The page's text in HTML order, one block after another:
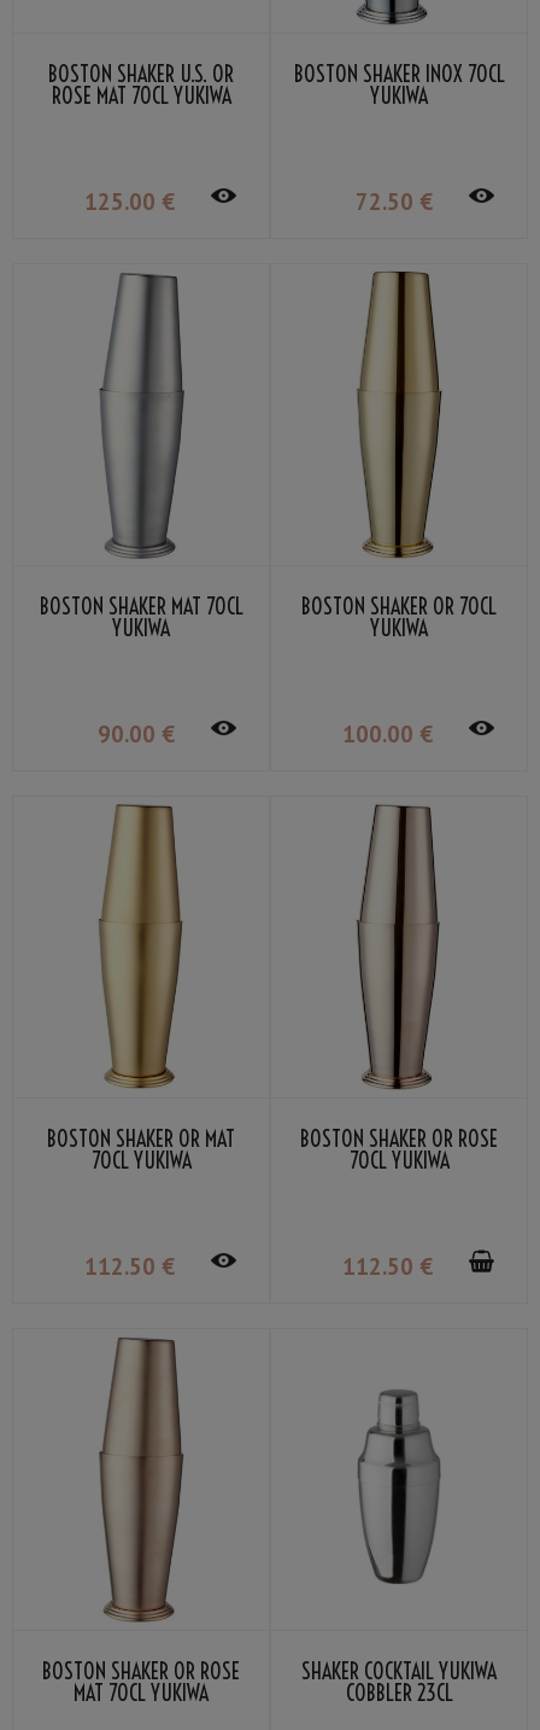
BOSTON SHAKER U.S. OR
ROSE MAT 70CL YUKIWA
125.00 €
BOSTON SHAKER INOX 70CL
YUKIWA
72.50 €
BOSTON SHAKER MAT 70CL
YUKIWA
90.00 €
BOSTON SHAKER OR 70CL
YUKIWA
100.00 €
BOSTON SHAKER OR MAT
70CL YUKIWA
112.50 €
BOSTON SHAKER OR ROSE
70CL YUKIWA
112.50 €
BOSTON SHAKER OR ROSE
MAT 70CL YUKIWA
SHAKER COCKTAIL YUKIWA
COBBLER 23CL